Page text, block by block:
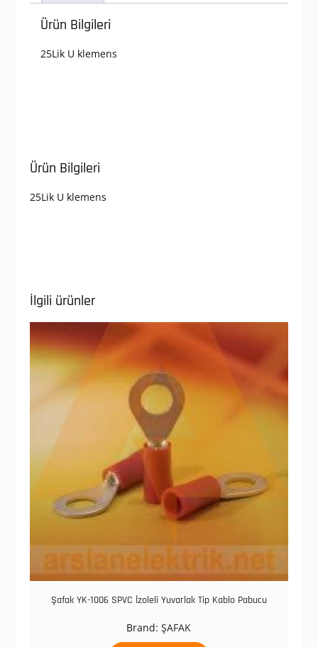
Ürün Bilgileri
25Lik U klemens
Ürün Bilgileri
25Lik U klemens
İlgili ürünler
Şafak YK-1006 SPVC İzoleli Yuvarlak Tip Kablo Pabucu
Brand:ŞAFAK